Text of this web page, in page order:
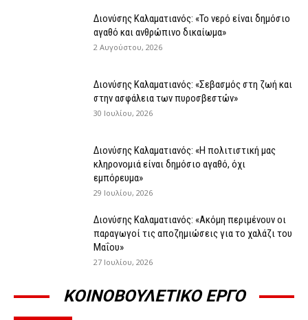
Διονύσης Καλαματιανός: «Το νερό είναι δημόσιο
αγαθό και ανθρώπινο δικαίωμα»
2 Αυγούστου, 2026
Διονύσης Καλαματιανός: «Σεβασμός στη ζωή και
στην ασφάλεια των πυροσβεστών»
30 Ιουλίου, 2026
Διονύσης Καλαματιανός: «Η πολιτιστική μας
κληρονομιά είναι δημόσιο αγαθό, όχι
εμπόρευμα»
29 Ιουλίου, 2026
Διονύσης Καλαματιανός: «Ακόμη περιμένουν οι
παραγωγοί τις αποζημιώσεις για το χαλάζι του
Μαΐου»
27 Ιουλίου, 2026
ΚΟΙΝΟΒΟΥΛΕΤΙΚΟ ΕΡΓΟ